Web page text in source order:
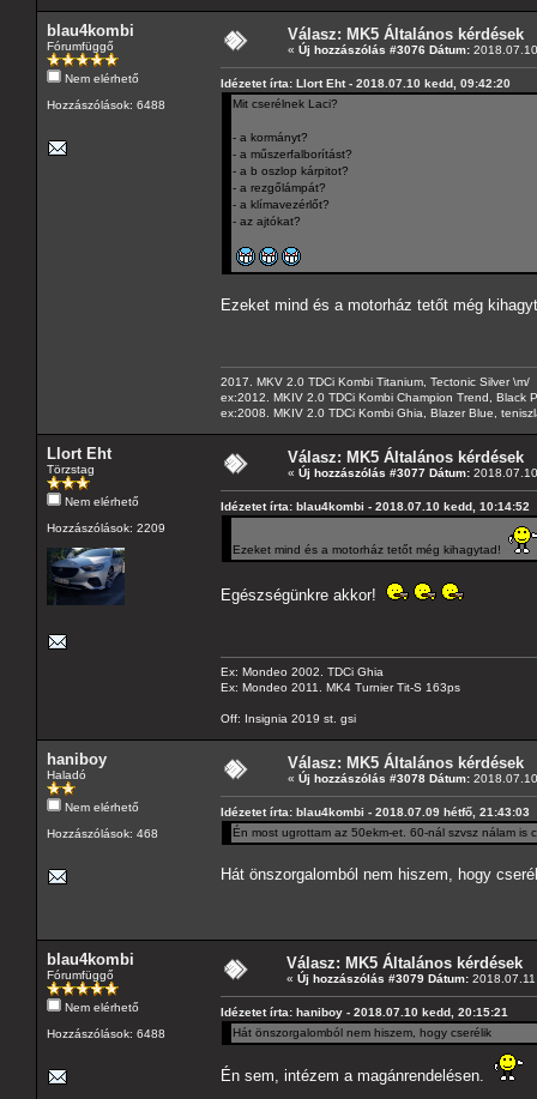
blau4kombi
Fórumfüggő
Nem elérhető
Hozzászólások: 6488
Válasz: MK5 Általános kérdések
« Új hozzászólás #3076 Dátum:
Idézetet írta: Llort Eht - 2018.07.10 kedd, 09:42:20
Mit cserélnek Laci?
- a kormányt?
- a műszerfalborítást?
- a b oszlop kárpitot?
- a rezgőlámpát?
- a klímavezérlőt?
- az ajtókat?
Ezeket mind és a motorház tetőt még
2017. MKV 2.0 TDCi Kombi Titanium, Tectonic Silver \m/
ex:2012. MKIV 2.0 TDCi Kombi Champion Trend, Black
ex:2008. MKIV 2.0 TDCi Kombi Ghia, Blazer Blue,
Llort Eht
Törzstag
Nem elérhető
Hozzászólások: 2209
Válasz: MK5 Általános kérdések
« Új hozzászólás #3077 Dátum:
Idézetet írta: blau4kombi - 2018.07.10 kedd, 10:14:52
Ezeket mind és a motorház tetőt még kihagytad!
Egészségünkre akkor!
Ex: Mondeo 2002. TDCi Ghia
Ex: Mondeo 2011. MK4 Turnier Tit-S 163ps
Off: Insignia 2019 st. gsi
haniboy
Haladó
Nem elérhető
Hozzászólások: 468
Válasz: MK5 Általános kérdések
« Új hozzászólás #3078 Dátum:
Idézetet írta: blau4kombi - 2018.07.09 hétfő, 21:43:03
Én most ugrottam az 50ekm-et. 60-nál szvsz nálam is
Hát önszorgalomból nem hiszem, hogy
blau4kombi
Fórumfüggő
Nem elérhető
Hozzászólások: 6488
Válasz: MK5 Általános kérdések
« Új hozzászólás #3079 Dátum:
Idézetet írta: haniboy - 2018.07.10 kedd, 20:15:21
Hát önszorgalomból nem hiszem, hogy cserélik
Én sem, intézem a magánrendelésen.